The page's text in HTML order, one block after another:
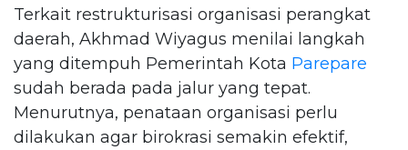
Terkait restrukturisasi organisasi perangkat
daerah, Akhmad Wiyagus menilai langkah
yang ditempuh Pemerintah Kota Parepare
sudah berada pada jalur yang tepat.
Menurutnya, penataan organisasi perlu
dilakukan agar birokrasi semakin efektif,